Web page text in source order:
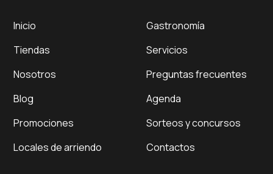
Inicio
Gastronomía
Tiendas
Servicios
Nosotros
Preguntas frecuentes
Blog
Agenda
Promociones
Sorteos y concursos
Locales de arriendo
Contactos